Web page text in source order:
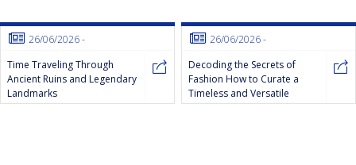
26/06/2026-
Time Traveling Through
Ancient Ruins and Legendary
Landmarks
26/06/2026-
Decoding the Secrets of
Fashion How to Curate a
Timeless and Versatile
Wardrobe